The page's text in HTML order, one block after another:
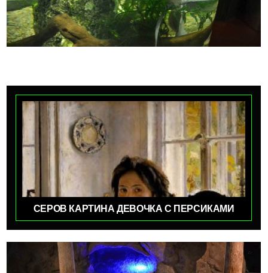
СЕРОВ КАРТИНА ДЕВОЧКА С ПЕРСИКАМИ